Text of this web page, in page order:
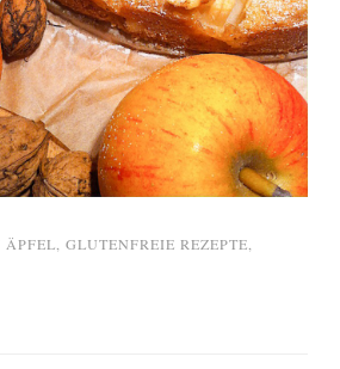
ÄPFEL GLUTENFREIE REZEPTE